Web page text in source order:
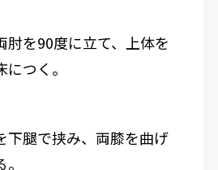
肘を90度に立て、上体を
つく。
下腿で挟み、両膝を曲げ